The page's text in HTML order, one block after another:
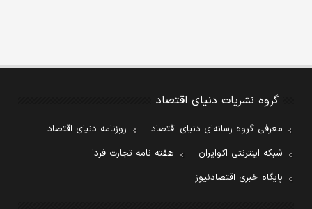
گروه نشریات دنیای اقتصاد
معرفی گروه رسانه‌ای دنیای اقتصاد
روزنامه دنیای اقتصاد
شبکه اینترنتی اکوایران
هفته نامه تجارت فردا
پایگاه خبری اقتصادنیوز